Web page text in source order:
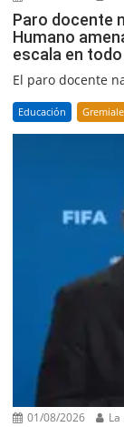
Paro docente
Humano
escala en
El paro docente
Educación
01/08/2026